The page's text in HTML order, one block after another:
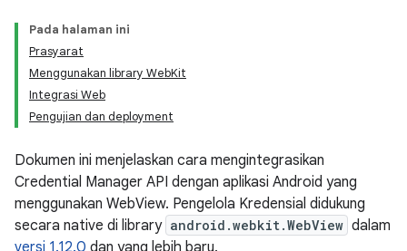
Pada halaman ini
Prasyarat
Menggunakan library WebKit
Integrasi Web
Pengujian dan deployment
Dokumen ini menjelaskan cara mengintegrasikan
Credential Manager API dengan aplikasi Android yang
menggunakan WebView. Pengelola Kredensial didukung
secara native di library android.webkit.WebView dalam
versi 1.12.0 dan yang lebih baru.